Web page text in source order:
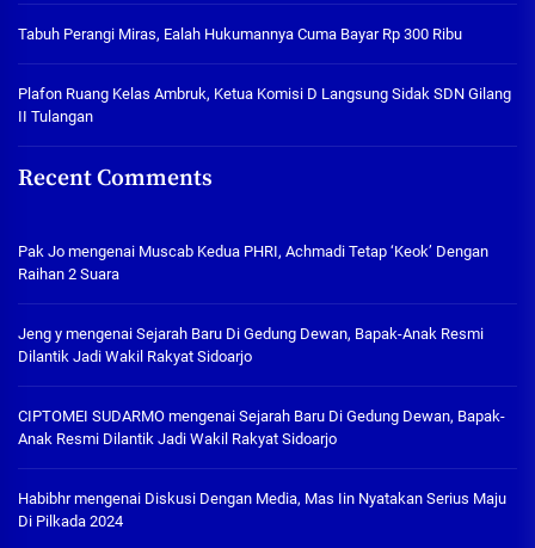
Tabuh Perangi Miras, Ealah Hukumannya Cuma Bayar Rp 300 Ribu
Plafon Ruang Kelas Ambruk, Ketua Komisi D Langsung Sidak SDN Gilang
II Tulangan
Recent Comments
Pak Jo mengenai Muscab Kedua PHRI, Achmadi Tetap ‘Keok’ Dengan
Raihan 2 Suara
Jeng y mengenai Sejarah Baru Di Gedung Dewan, Bapak-Anak Resmi
Dilantik Jadi Wakil Rakyat Sidoarjo
CIPTOMEI SUDARMO mengenai Sejarah Baru Di Gedung Dewan, Bapak-
Anak Resmi Dilantik Jadi Wakil Rakyat Sidoarjo
Habibhrmengenai Diskusi Dengan Media, Mas Iin Nyatakan Serius Maju
Di Pilkada 2024